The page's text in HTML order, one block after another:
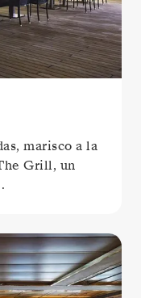
marisco a la
Grill, un